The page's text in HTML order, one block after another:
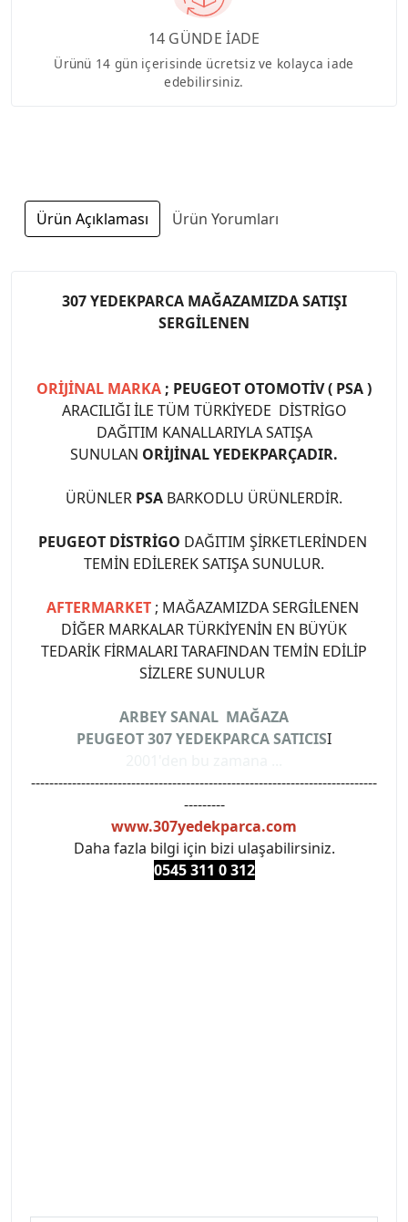
14 GÜNDE İADE
Ürünü 14 gün içerisinde ücretsiz ve kolayca iade
edebilirsiniz.
Ürün Açıklaması Ürün Yorumları
307 YEDEKPARCA MAĞAZAMIZDA SATIŞI
SERGİLENEN
ORİJİNAL MARKA ; PEUGEOT OTOMOTİV ( PSA )
ARACILIĞI İLE TÜM TÜRKİYEDE DİSTRİGO
DAĞITIM KANALLARIYLA SATIŞA
SUNULAN ORİJİNAL YEDEKPARÇADIR.
ÜRÜNLER PSA BARKODLU ÜRÜNLERDİR.
PEUGEOT DİSTRİGO DAĞITIM ŞİRKETLERİNDEN
TEMİN EDİLEREK SATIŞA SUNULUR.
AFTERMARKET ; MAĞAZAMIZDA SERGİLENEN
DİĞER MARKALAR TÜRKİYENİN EN BÜYÜK
TEDARİK FİRMALARI TARAFINDAN TEMİN EDİLİP
SİZLERE SUNULUR
ARBEY SANAL MAĞAZA
PEUGEOT 307 YEDEKPARCA SATICISI
----------------------------------------------------------------------------
---------
www.307yedekparca.com
Daha fazla bilgi için bizi ulaşabilirsiniz.
0545 311 0 312